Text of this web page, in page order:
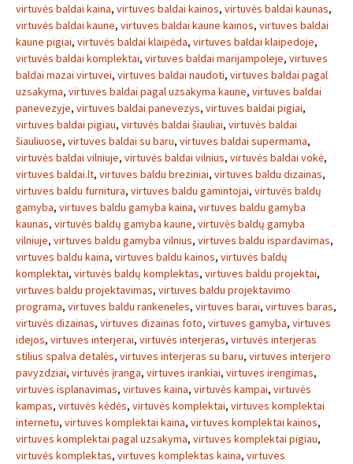
virtuvės baldai kaina, virtuves baldai kainos, virtuvės baldai kaunas,
virtuvės baldai kaune, virtuves baldai kaune kainos, virtuves baldai
kaune pigiai, virtuvės baldai klaipėda, virtuves baldai klaipedoje,
virtuvės baldai komplektai, virtuves baldai marijampoleje, virtuves
baldai mazai virtuvei, virtuves baldai naudoti, virtuves baldai pagal
uzsakyma, virtuves baldai pagal uzsakyma kaune, virtuves baldai
panevezyje, virtuves baldai panevezys, virtuves baldai pigiai,
virtuves baldai pigiau, virtuvės baldai šiauliai, virtuvės baldai
šiauliuose, virtuves baldai su baru, virtuves baldai supermama,
virtuvės baldai vilniuje, virtuvės baldai vilnius, virtuvės baldai vokė,
virtuves baldai.lt, virtuves baldu breziniai, virtuves baldu dizainas,
virtuves baldu furnitura, virtuves baldu gamintojai, virtuvės baldų
gamyba, virtuves baldu gamyba kaina, virtuves baldu gamyba
kaunas, virtuvės baldų gamyba kaune, virtuvės baldų gamyba
vilniuje, virtuves baldu gamyba vilnius, virtuves baldu ispardavimas,
virtuves baldu kaina, virtuves baldu kainos, virtuvės baldų
komplektai, virtuvės baldų komplektas, virtuves baldu projektai,
virtuves baldu projektavimas, virtuves baldu projektavimo
programa, virtuves baldu rankeneles, virtuves barai, virtuves baras,
virtuvės dizainas, virtuves dizainas foto, virtuves gamyba, virtuves
idejos, virtuves interjerai, virtuvės interjeras, virtuvės interjeras
stilius spalva detalės, virtuves interjeras su baru, virtuves interjero
pavyzdziai, virtuvės įranga, virtuves irankiai, virtuves irengimas,
virtuves isplanavimas, virtuves kaina, virtuvės kampai, virtuvės
kampas, virtuvės kėdės, virtuvės komplektai, virtuves komplektai
internetu, virtuves komplektai kaina, virtuves komplektai kainos,
virtuves komplektai pagal uzsakyma, virtuves komplektai pigiau,
virtuvės komplektas, virtuves komplektas kaina, virtuves